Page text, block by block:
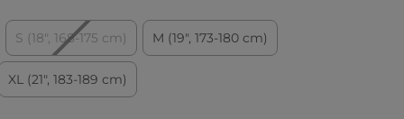
S (18", 168-175 cm) M (19", 173-180 cm)
XL (21", 183-189 cm)